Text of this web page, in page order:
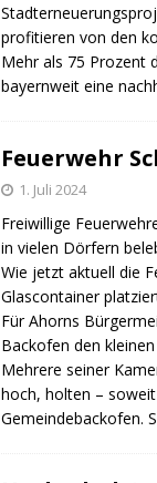
profitieren von den
Mehr als 75 Prozent
bayernweit eine
Feuerwehr
1. Juli 2024
Freiwillige
in vielen Dörfern
Wie jetzt aktuell die
Glascontainer
Für Ahorns
Backofen den
Mehrere seiner
hoch, holten –
Gemeindebackofen.